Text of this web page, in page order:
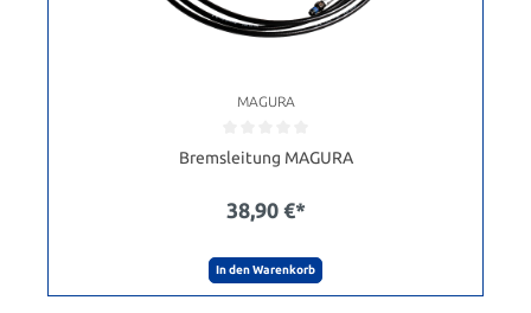
MAGURA
Bremsleitung MAGURA
38,90 €*
In den Warenkorb